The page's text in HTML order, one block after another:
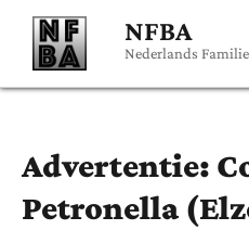
NFBA
Nederlands
Advertentie:
Petronella